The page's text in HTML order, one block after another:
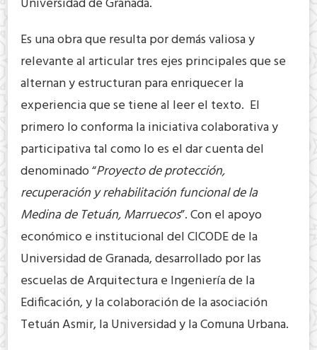
Universidad de Granada.
Es una obra que resulta por demás valiosa y
relevante al articular tres ejes principales que se
alternan y estructuran para enriquecer la
experiencia que se tiene al leer el texto. El
primero lo conforma la iniciativa colaborativa y
participativa tal como lo es el dar cuenta del
denominado “Proyecto de protección,
recuperación y rehabilitación funcional de la
Medina de Tetuán, Marruecos”. Con el apoyo
económico e institucional del CICODE de la
Universidad de Granada, desarrollado por las
escuelas de Arquitectura e Ingeniería de la
Edificación, y la colaboración de la asociación
Tetuán Asmir, la Universidad y la Comuna Urbana.